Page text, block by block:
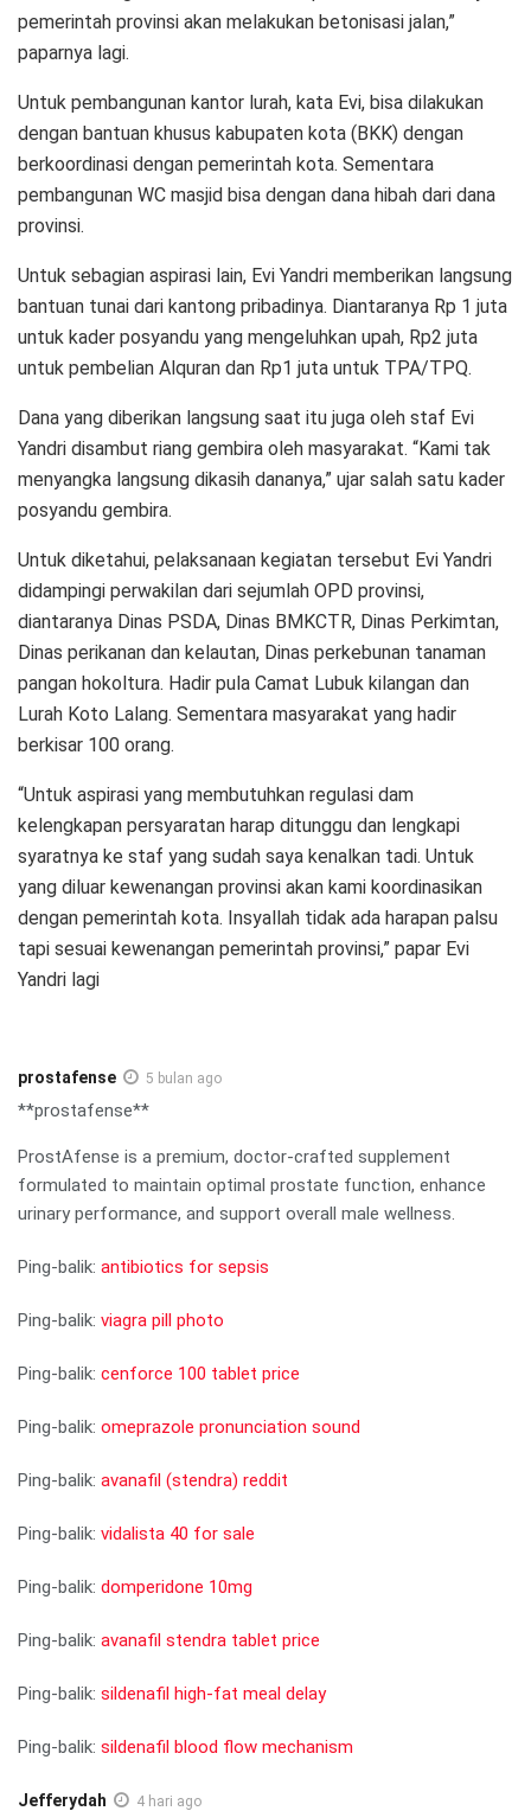
pemerintah provinsi akan melakukan betonisasi jalan,”
paparnya lagi.
Untuk pembangunan kantor lurah, kata Evi, bisa dilakukan
dengan bantuan khusus kabupaten kota (BKK) dengan
berkoordinasi dengan pemerintah kota. Sementara
pembangunan WC masjid bisa dengan dana hibah dari dana
provinsi.
Untuk sebagian aspirasi lain, Evi Yandri memberikan langsung
bantuan tunai dari kantong pribadinya. Diantaranya Rp 1 juta
untuk kader posyandu yang mengeluhkan upah, Rp2 juta
untuk pembelian Alquran dan Rp1 juta untuk TPA/TPQ.
Dana yang diberikan langsung saat itu juga oleh staf Evi
Yandri disambut riang gembira oleh masyarakat. “Kami tak
menyangka langsung dikasih dananya,” ujar salah satu kader
posyandu gembira.
Untuk diketahui, pelaksanaan kegiatan tersebut Evi Yandri
didampingi perwakilan dari sejumlah OPD provinsi,
diantaranya Dinas PSDA, Dinas BMKCTR, Dinas Perkimtan,
Dinas perikanan dan kelautan, Dinas perkebunan tanaman
pangan hokoltura. Hadir pula Camat Lubuk kilangan dan
Lurah Koto Lalang. Sementara masyarakat yang hadir
berkisar 100 orang.
“Untuk aspirasi yang membutuhkan regulasi dam
kelengkapan persyaratan harap ditunggu dan lengkapi
syaratnya ke staf yang sudah saya kenalkan tadi. Untuk
yang diluar kewenangan provinsi akan kami koordinasikan
dengan pemerintah kota. Insyallah tidak ada harapan palsu
tapi sesuai kewenangan pemerintah provinsi,” papar Evi
Yandri lagi
prostafense 5 bulan ago
**prostafense**
ProstAfense is a premium, doctor-crafted supplement
formulated to maintain optimal prostate function, enhance
urinary performance, and support overall male wellness.
Ping-balik: antibiotics for sepsis
Ping-balik: viagra pill photo
Ping-balik: cenforce 100 tablet price
Ping-balik: omeprazole pronunciation sound
Ping-balik: avanafil (stendra) reddit
Ping-balik: vidalista 40 for sale
Ping-balik: domperidone 10mg
Ping-balik: avanafil stendra tablet price
Ping-balik: sildenafil high‑fat meal delay
Ping-balik: sildenafil blood flow mechanism
Jefferydah 4 hari ago